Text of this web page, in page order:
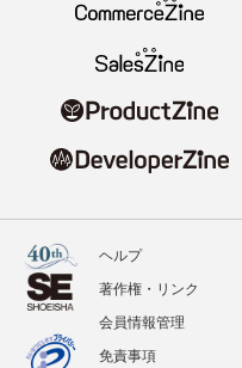
ヘルプ
著作権・リンク
会員情報管理
免責事項